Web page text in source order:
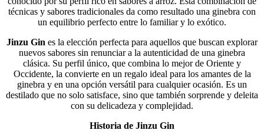
técnicas y sabores tradicionales da como resultado una ginebra con
un equilibrio perfecto entre lo familiar y lo exótico.
Jinzu Gin es la elección perfecta para aquellos que buscan explorar
nuevos sabores sin renunciar a la autenticidad de una ginebra
clásica. Su perfil único, que combina lo mejor de Oriente y
Occidente, la convierte en un regalo ideal para los amantes de la
ginebra y en una opción versátil para cualquier ocasión. Es un
destilado que no solo satisface, sino que también sorprende y deleita
con su delicadeza y complejidad.
Historia de Jinzu Gin